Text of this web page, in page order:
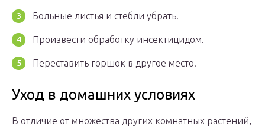
Больные листья и стебли убрать.
Произвести обработку инсектицидом.
Переставить горшок в другое место.
Уход в домашних условиях
В отличие от множества других комнатных растений,